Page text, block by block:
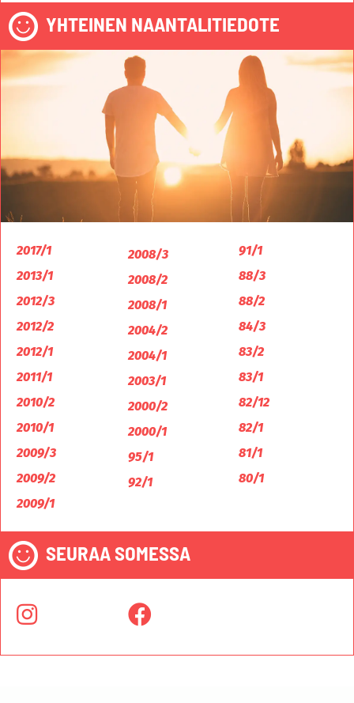
YHTEINEN NAANTALITIEDOTE
2017/1
2013/1
2012/3
2012/2
2012/1
2011/1
2010/2
2010/1
2009/3
2009/2
2009/1
2008/3
2008/2
2008/1
2004/2
2004/1
2003/1
2000/2
2000/1
95/1
92/1
91/1
88/3
88/2
84/3
83/2
83/1
82/12
82/1
81/1
80/1
SEURAA SOMESSA